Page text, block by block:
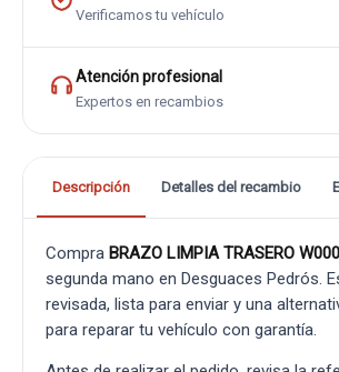
Verificamos tu vehículo
Atención profesional
Expertos en recambios
Descripción Detalles del recambio
Compra BRAZO LIMPIA TRASERO
segunda mano en Desguaces Pedrós.
revisada, lista para enviar y una
para reparar tu vehículo con garantía.